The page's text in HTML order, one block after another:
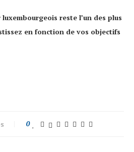
reste l’un des plus
en fonction de vos objectifs
0